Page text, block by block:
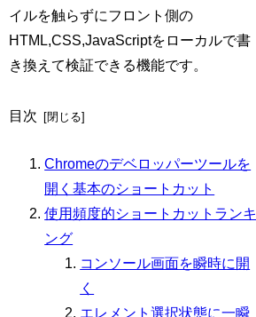
イルを触らずにフロント側の
HTML,CSS,JavaScriptをローカルで書
き換えて検証できる機能です。
目次
Chromeのデベロッパーツールを
開く基本のショートカット
使用頻度的ショートカットランキ
ング
コンソール画面を瞬時に開
く
エレメント選択状態に一瞬